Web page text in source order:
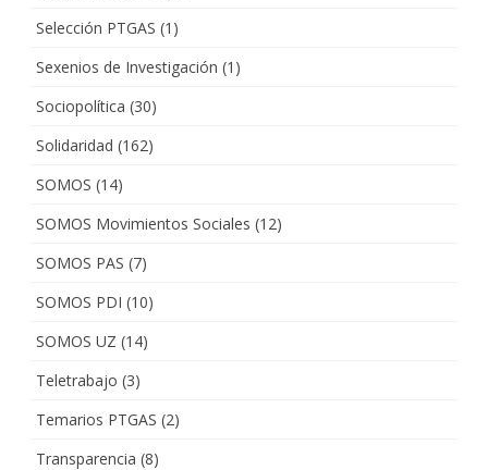
Selección PTGAS (1)
Sexenios de Investigación (1)
Sociopolítica (30)
Solidaridad (162)
SOMOS (14)
SOMOS Movimientos Sociales (12)
SOMOS PAS (7)
SOMOS PDI (10)
SOMOS UZ (14)
Teletrabajo (3)
Temarios PTGAS (2)
Transparencia (8)